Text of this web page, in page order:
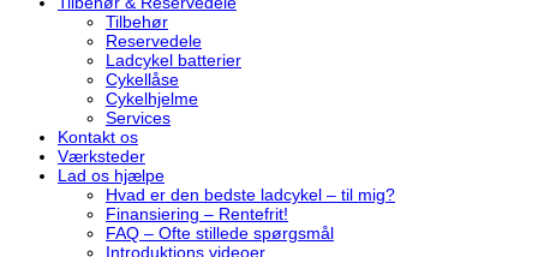
Tilbehør
Reservedele
Ladcykel batterier
Cykellåse
Cykelhjelme
Services
Kontakt os
Værksteder
Lad os hjælpe
Hvad er den bedste ladcykel – til mig?
Finansiering – Rentefrit!
FAQ – Ofte stillede spørgsmål
Introduktions videoer